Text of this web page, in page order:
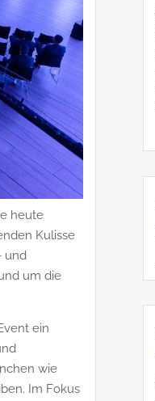
heute
Kulisse
und
um die
ein
wie
Im Fokus